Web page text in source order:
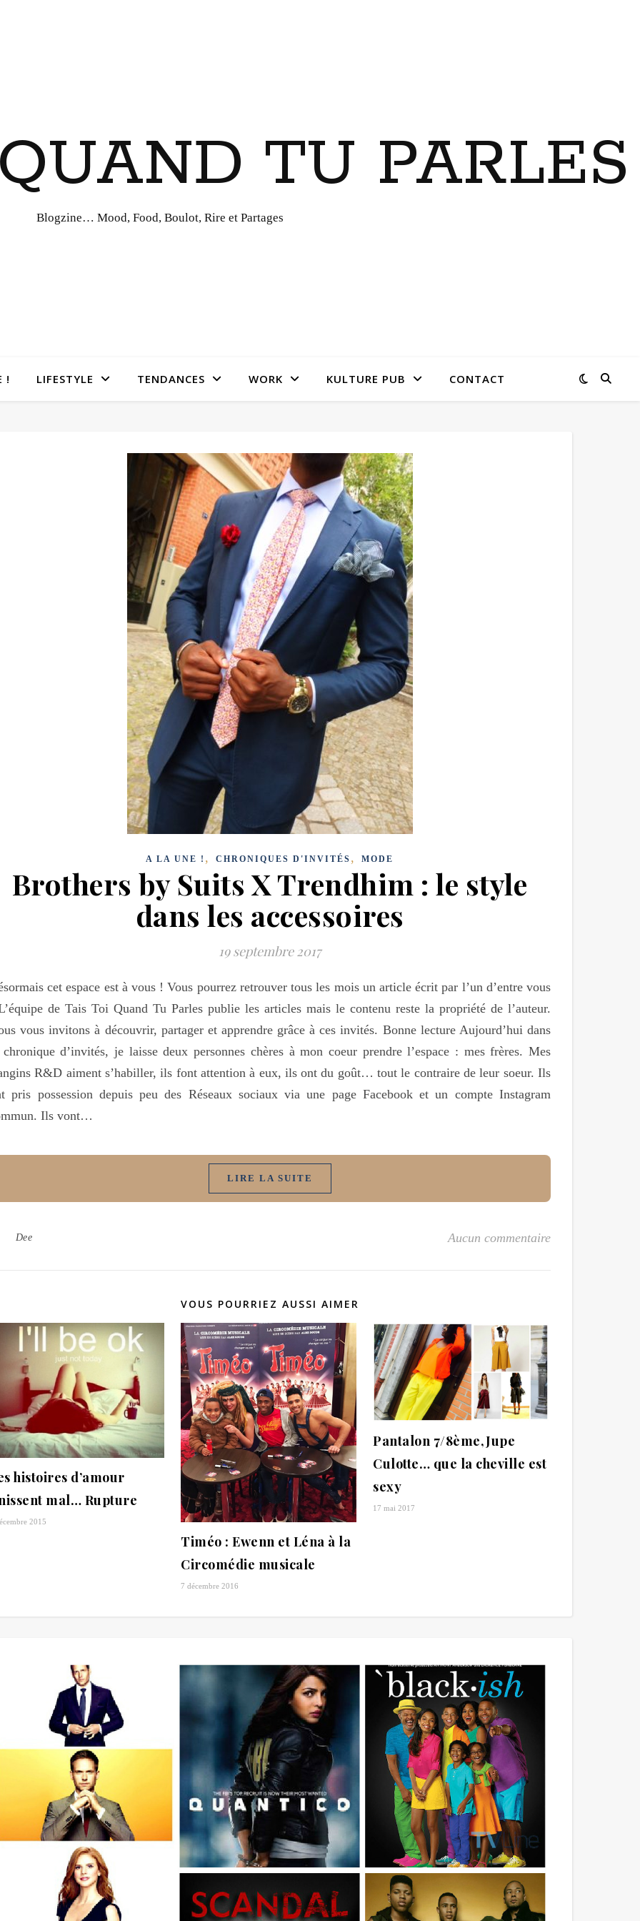
TU PARLES
Blogzine… Mood, Food, Boulot, Rire et Partages
! LIFESTYLE TENDANCES WORK KULTURE PUB CONTACT
A LA UNE ! , CHRONIQUES D'INVITÉS , MODE
Brothers by Suits X Trendhim : le style
dans les accessoires
19 septembre 2017
cet espace est à vous ! Vous pourrez retrouver tous les mois un article écrit par l’un d’entre vous
de Tais Toi Quand Tu Parles publie les articles mais le contenu reste la propriété de l’auteur.
vous invitons à découvrir, partager et apprendre grâce à ces invités. Bonne lecture Aujourd’hui dans
d’invités, je laisse deux personnes chères à mon coeur prendre l’espace : mes frères. Mes
R&D aiment s’habiller, ils font attention à eux, ils ont du goût… tout le contraire de leur soeur. Ils
pris possession depuis peu des Réseaux sociaux via une page Facebook et un compte Instagram
Ils vont…
LIRE LA SUITE
Dee Aucun commentaire
VOUS POURRIEZ AUSSI AIMER
histoires d’amour
mal… Rupture
2015
Timéo : Ewenn et Léna à la
Circomédie musicale
7 décembre 2016
Pantalon 7/8ème,Jupe
Culotte… que la cheville est
sexy
17 mai 2017